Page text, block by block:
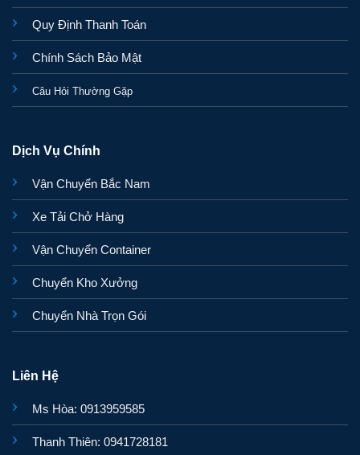
Quy Định Thanh Toán
Chính Sách Bảo Mật
Câu Hỏi Thường Gặp
Dịch Vụ Chính
Vận Chuyển Bắc Nam
Xe Tải Chở Hàng
Vận Chuyển Container
Chuyển Kho Xưởng
Chuyển Nhà Trọn Gói
Liên Hệ
Ms Hòa: 0913959585
Thanh Thiên: 0941728181